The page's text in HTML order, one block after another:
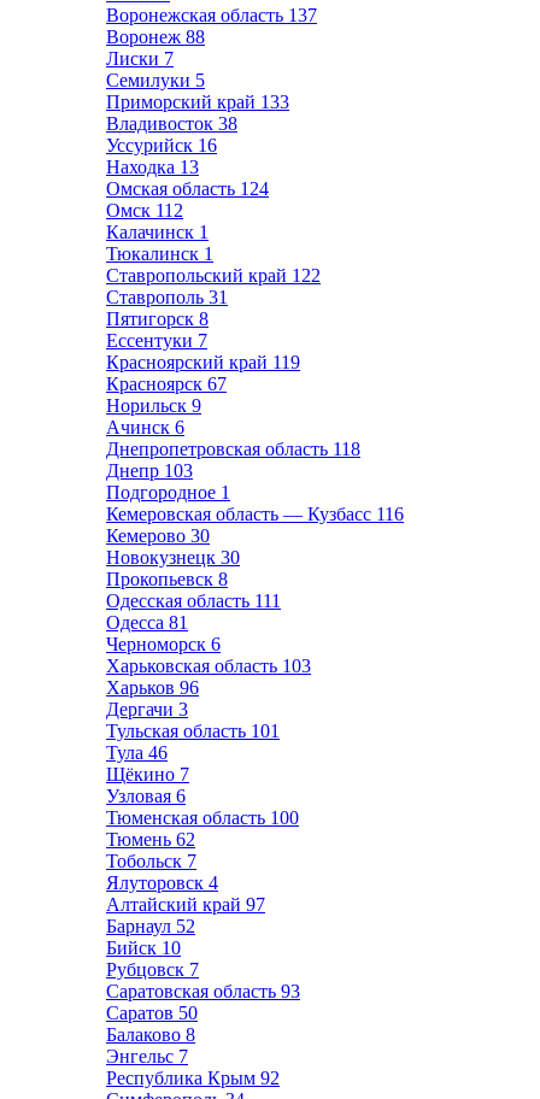
Воронежская область 137
Воронеж 88
Лиски 7
Семилуки 5
Приморский край 133
Владивосток 38
Уссурийск 16
Находка 13
Омская область 124
Омск 112
Калачинск 1
Тюкалинск 1
Ставропольский край 122
Ставрополь 31
Пятигорск 8
Ессентуки 7
Красноярский край 119
Красноярск 67
Норильск 9
Ачинск 6
Днепропетровская область 118
Днепр 103
Подгородное 1
Кемеровская область — Кузбасс 116
Кемерово 30
Новокузнецк 30
Прокопьевск 8
Одесская область 111
Одесса 81
Черноморск 6
Харьковская область 103
Харьков 96
Дергачи 3
Тульская область 101
Тула 46
Щёкино 7
Узловая 6
Тюменская область 100
Тюмень 62
Тобольск 7
Ялуторовск 4
Алтайский край 97
Барнаул 52
Бийск 10
Рубцовск 7
Саратовская область 93
Саратов 50
Балаково 8
Энгельс 7
Республика Крым 92